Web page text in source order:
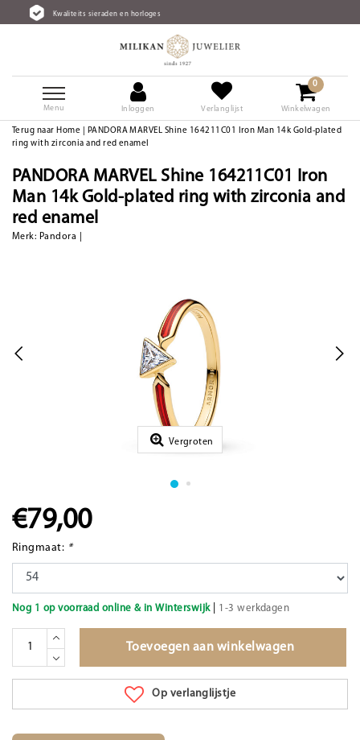
sieraden en horloges
Menu Inloggen Verlanglijst
0
Winkelwagen
Terug naar Home
PANDORA MARVEL Shine 164211C01 Iron Man 14k Gold-plated
ring with zirconia and red enamel
PANDORA MARVEL Shine 164211C01 Iron
Man 14k Gold-plated ring with zirconia and
red enamel
Merk: Pandora
Vergroten
€79,00
Ringmaat: *
Nog 1 op voorraad online & in Winterswijk| 1-3 werkdagen
Toevoegen aan winkelwagen
Op verlanglijstje